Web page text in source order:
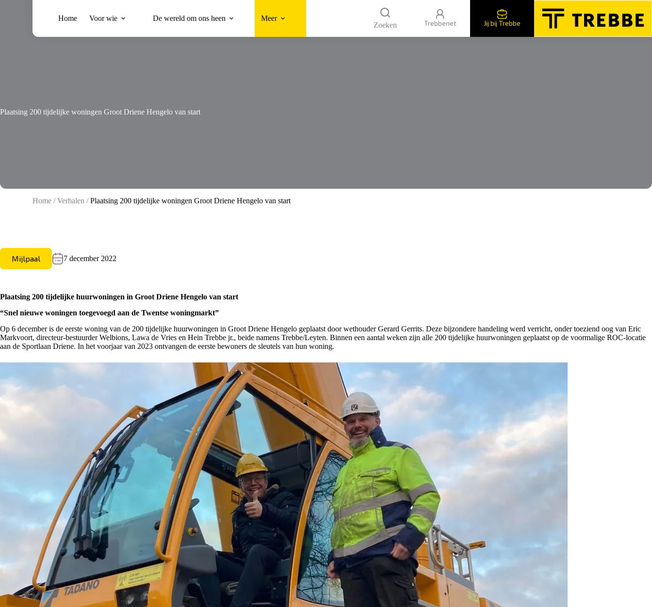
Home Voor wie De wereld om ons heen
Meer
Zoeken
Trebbenet Jij bij Trebbe
Plaatsing 200 tijdelijke woningen Groot Driene Hengelo van start
Home /Verhalen /Plaatsing 200 tijdelijke woningen Groot Driene Hengelo van start
Mijlpaal 7 december 2022
Plaatsing 200 tijdelijke huurwoningen in Groot Driene Hengelo van start
“Snel nieuwe woningen toegevoegd aan de Twentse woningmarkt”
Op 6 december is de eerste woning van de 200 tijdelijke huurwoningen in Groot Driene Hengelo geplaatst door wethouder Gerard Gerrits. Deze bijzondere handeling werd verricht, onder toeziend oog van Eric
Markvoort, directeur-bestuurder Welbions, Lawa de Vries en Hein Trebbe jr., beide namens Trebbe/Leyten. Binnen een aantal weken zijn alle 200 tijdelijke huurwoningen geplaatst op de voormalige ROC-locatie
aan de Sportlaan Driene. In het voorjaar van 2023 ontvangen de eerste bewoners de sleutels van hun woning.